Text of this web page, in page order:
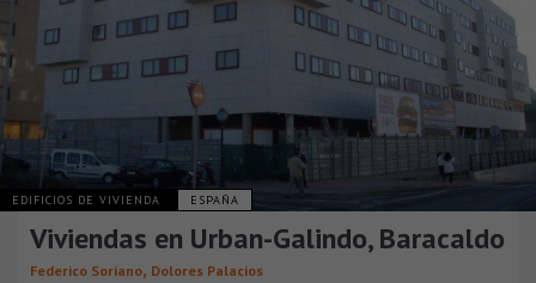
EDIFICIOS DE VIVIENDA ESPAÑA
Viviendas en Urban-Galindo, Baracaldo
Federico Soriano, Dolores Palacios